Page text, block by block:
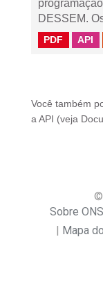
DESSEM.
PDF API
Você também
a API (veja
©
Sobre
Mapa